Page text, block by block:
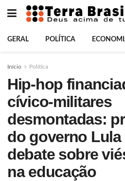
GERAL POLÍTICA
Início Política
Hip-hop
cívico-militares
desmontadas:
do governo Lula
debate sobre
na educação